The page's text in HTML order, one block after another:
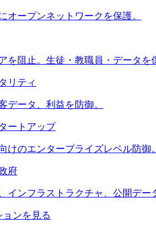
オープンネットワークを保護。
を阻止。生徒・教職員・データを
リティ
データ、利益を防御。
ートアップ
けのエンタープライズレベル防御。
府
インフラストラクチャ、公開デー
ンを見る